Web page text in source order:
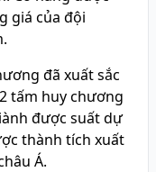
giá của đội
đã xuất sắc
tấm huy chương
được suất dự
thành tích xuất
Á.